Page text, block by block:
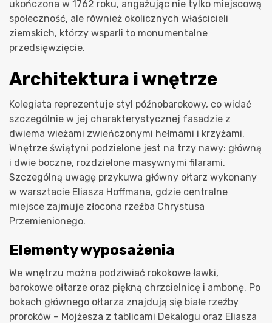
ukończona w 1762 roku, angażując nie tylko miejscową
społeczność, ale również okolicznych właścicieli
ziemskich, którzy wsparli to monumentalne
przedsięwzięcie.
Architektura i wnętrze
Kolegiata reprezentuje styl późnobarokowy, co widać
szczególnie w jej charakterystycznej fasadzie z
dwiema wieżami zwieńczonymi hełmami i krzyżami.
Wnętrze świątyni podzielone jest na trzy nawy: główną
i dwie boczne, rozdzielone masywnymi filarami.
Szczególną uwagę przykuwa główny ołtarz wykonany
w warsztacie Eliasza Hoffmana, gdzie centralne
miejsce zajmuje złocona rzeźba Chrystusa
Przemienionego.
Elementy wyposażenia
We wnętrzu można podziwiać rokokowe ławki,
barokowe ołtarze oraz piękną chrzcielnicę i ambonę. Po
bokach głównego ołtarza znajdują się białe rzeźby
proroków – Mojżesza z tablicami Dekalogu oraz Eliasza